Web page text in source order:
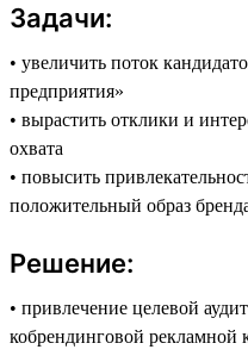
Задачи:
• увеличить поток
предприятия»
• вырастить отклики и
охвата
• повысить
положительный образ
Решение:
• привлечение целевой
кобрендинговой рекламной